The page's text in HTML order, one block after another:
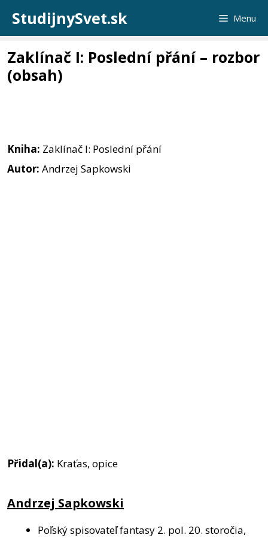
obsah
StudijnySvet.sk Menu
Zaklínač I: Poslední přání – rozbor
(obsah)
Kniha: Zaklínač I: Poslední přání
Autor: Andrzej Sapkowski
Přidal(a): Kraťas, opice
Andrzej Sapkowski
Poľský spisovateľ fantasy 2. pol. 20. storočia,